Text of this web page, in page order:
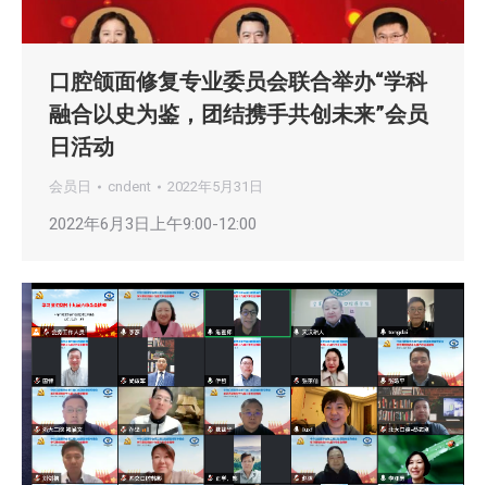
口腔颌面修复专业委员会联合举办“学科
融合以史为鉴，团结携手共创未来”会员
日活动
会员日 cndent 2022年5月31日
2022年6月3日上午9:00-12:00